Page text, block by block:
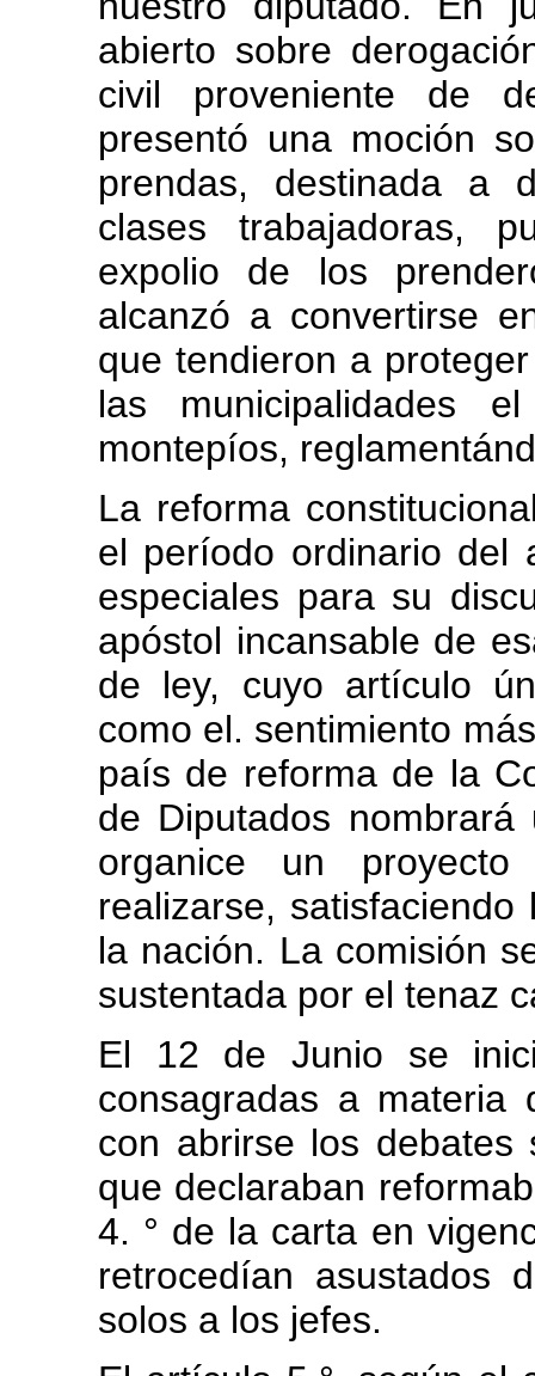
abierto sobre
civil proveniente de
presentó una moción
prendas, destinada a
clases trabajadoras,
expolio de los
alcanzó a convertirse
que tendieron a
las municipalidades
montepíos,
La reforma
el período ordinario del
especiales para su
apóstol incansable de
de ley, cuyo artículo
como el. sentimiento
país de reforma de la
de Diputados
organice un
realizarse,
la nación. La comisión
sustentada por el tenaz
El 12 de Junio se
consagradas a materia
con abrirse los debates
que declaraban
4. ° de la carta en
retrocedían asustados
solos a los jefes.